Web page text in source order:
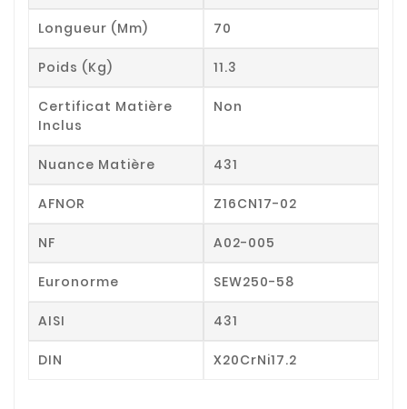
Longueur (mm) 70
Poids (kg) 11.3
Certificat Matière
Inclus
Non
Nuance Matière 431
AFNOR Z16CN17-02
NF A02-005
Euronorme SEW250-58
AISI 431
DIN X20CrNi17.2